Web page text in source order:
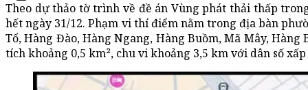
Theo dự thảo tờ trình về đề án Vùng phát thải thấp
hết ngày 31/12. Phạm vi thí điểm nằm trong địa bàn
Tổ, Hàng Đào, Hàng Ngang, Hàng Buồm, Mã Mây,
tích khoảng 0,5 km², chu vi khoảng 3,5 km với dân số